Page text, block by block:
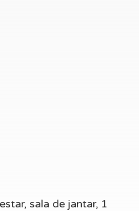
sala de jantar, 1